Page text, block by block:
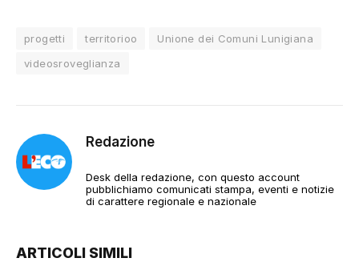
progetti territorioo
Unione dei Comuni Lunigiana
videosroveglianza
Redazione
Desk della redazione, con questo account
pubblichiamo comunicati stampa, eventi e notizie
di carattere regionale e nazionale
ARTICOLI SIMILI